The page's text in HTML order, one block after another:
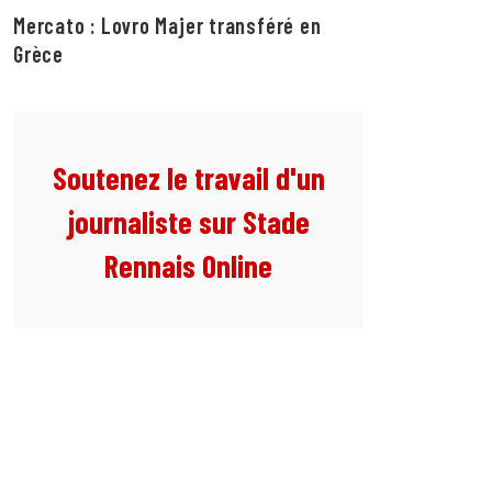
Mercato : Lovro Majer transféré en
Grèce
Soutenez le travail d'un
journaliste sur Stade
Rennais Online